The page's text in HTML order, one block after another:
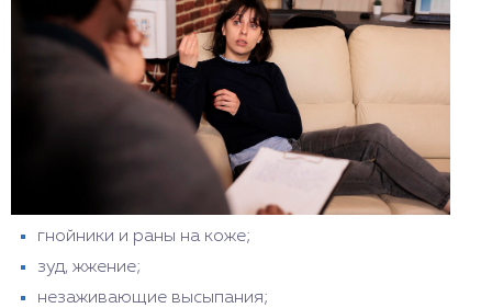
разрабатывается индивидуальная программа
лечения, сочетающая методы психотерапии,
фармакологии, физиотерапии.
гнойники и раны на коже;
зуд, жжение;
незаживающие высыпания;